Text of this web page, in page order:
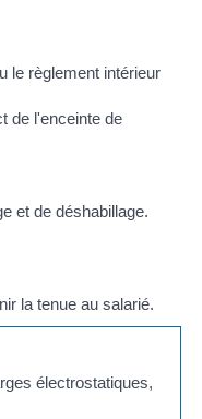
le règlement intérieur
de l'enceinte de
et de déshabillage.
la tenue au salarié.
électrostatiques,